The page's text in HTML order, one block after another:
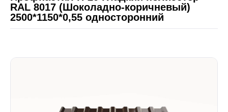
Металлочерепица
RAL 8017 (Шоколадно-коричневый)
2500*1150*0,55 односторонний